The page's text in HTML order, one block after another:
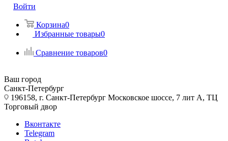
Войти
Корзина0
Избранные товары0
Сравнение товаров0
Ваш город
Санкт-Петербург
196158, г. Санкт-Петербург Московское шоссе, 7 лит А, ТЦ
Торговый двор
Вконтакте
Telegram